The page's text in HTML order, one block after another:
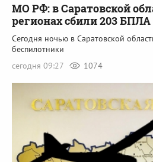
МО РФ: в Саратовской
регионах сбили 203 БПЛА
Сегодня ночью в Саратовской
беспилотники
сегодня 09:27
1074